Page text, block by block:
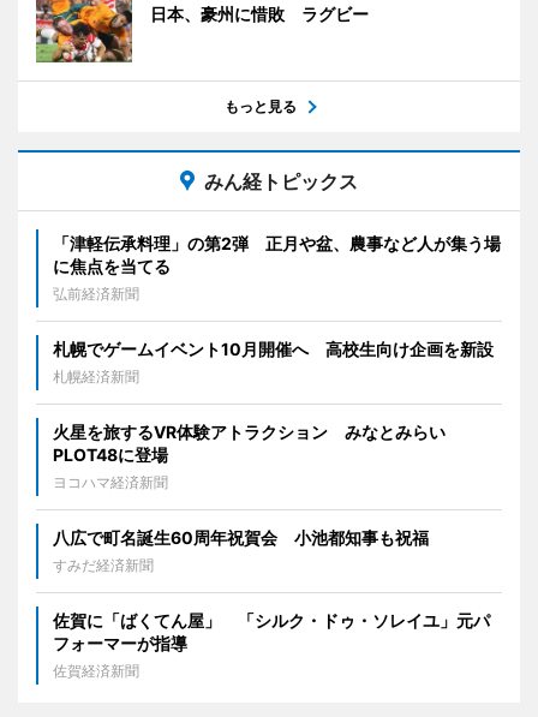
日本、豪州に惜敗 ラグビー
もっと見る
みん経トピックス
「津軽伝承料理」の第2弾 正月や盆、農事など人が集う場
に焦点を当てる
弘前経済新聞
札幌でゲームイベント10月開催へ 高校生向け企画を新設
札幌経済新聞
火星を旅するVR体験アトラクション みなとみらい
PLOT48に登場
ヨコハマ経済新聞
八広で町名誕生60周年祝賀会 小池都知事も祝福
すみだ経済新聞
佐賀に「ばくてん屋」 「シルク・ドゥ・ソレイユ」元パ
フォーマーが指導
佐賀経済新聞